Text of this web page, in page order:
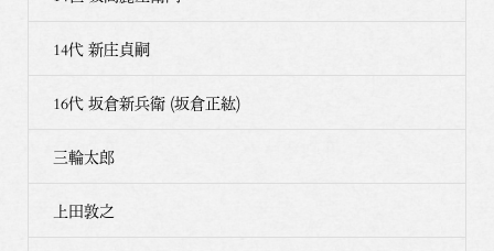
14代 新庄貞嗣
16代 坂倉新兵衛 (坂倉正紘)
三輪太郎
上田敦之